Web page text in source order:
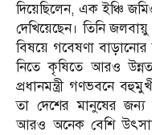
দিয়েছিলেন, এক ইঞ্চি
দেখিয়েছেন। তিনি
বিষয়ে গবেষণা বাড়ানোর
নিতে কৃষিতে আরও উন্নত
প্রধানমন্ত্রী গণভবনে
তা দেশের মানুষের জন্য
আরও অনেক বেশি